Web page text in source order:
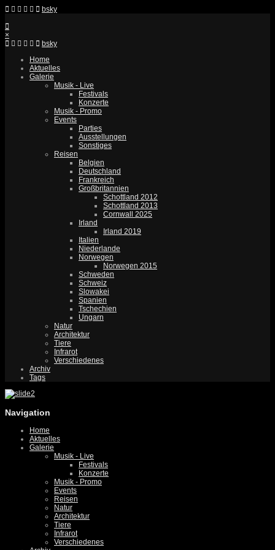
bsky
×
bsky
Home
Aktuelles
Galerie
Musik - Live
Festivals
Konzerte
Musik - Promo
Events
Parties
Ausstellungen
Sonstiges
Reisen
Belgien
Deutschland
Frankreich
Großbritannien
Schottland 2012
Schottland 2013
Cornwall 2025
Irland
Irland 2019
Italien
Niederlande
Norwegen
Norwegen 2015
Schweden
Schweiz
Slowakei
Spanien
Tschechien
Ungarn
Natur
Architektur
Tiere
Infrarot
Verschiedenes
Archiv
Tags
Navigation
Home
Aktuelles
Galerie
Musik - Live
Festivals
Konzerte
Musik - Promo
Events
Reisen
Natur
Architektur
Tiere
Infrarot
Verschiedenes